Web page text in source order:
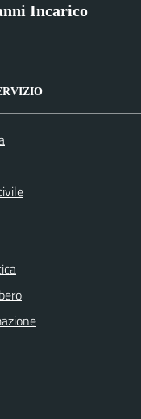
Incarico